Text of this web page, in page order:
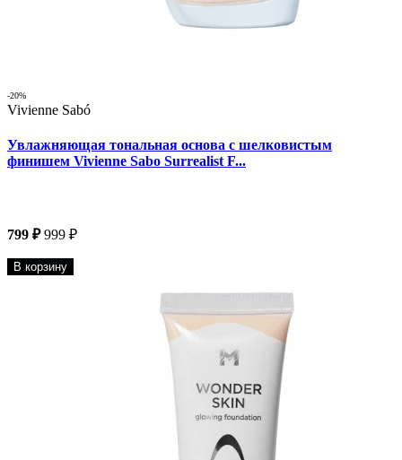
-20%
Vivienne Sabó
Увлажняющая тональная основа с шелковистым
финишем Vivienne Sabo Surrealist F...
799 ₽ 999 ₽
В корзину